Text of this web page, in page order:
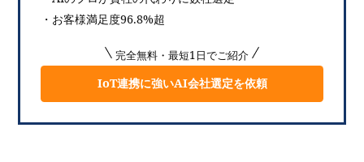
・お客様満足度96.8%超
完全無料・最短1日でご紹介
IoT連携に強いAI会社選定を依頼